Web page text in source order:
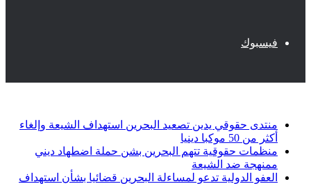
فيسبوك
منتدى حقوقي يدين تصعيد البحرين استهداف الشيعة وإلغاء
أكثر من 50 موكبا دينيا
منظمات حقوقية تتهم البحرين بشن حملة اضطهاد ديني
ممنهجة ضد الشيعة
العفو الدولية تدعو لمساءلة البحرين قضائيا بشأن استهداف